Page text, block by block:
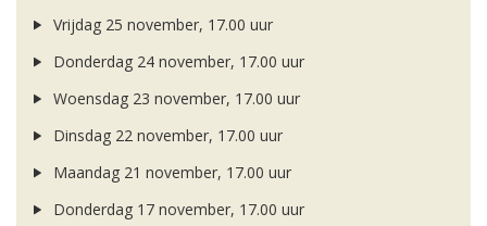
Vrijdag 25 november, 17.00 uur
Donderdag 24 november, 17.00 uur
Woensdag 23 november, 17.00 uur
Dinsdag 22 november, 17.00 uur
Maandag 21 november, 17.00 uur
Donderdag 17 november, 17.00 uur